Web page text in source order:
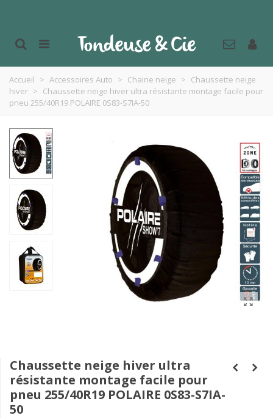
Accueil > Accessoires Auto > Chaine neige > Chaussette neige
hiver > Chaussette neige hiver ultra résistante montage facile pour
pneu 255/40R19 POLAIRE 0S83-S7IA-50
Chaussette neige hiver ultra
résistante montage facile pour
pneu 255/40R19 POLAIRE 0S83-S7IA-
50